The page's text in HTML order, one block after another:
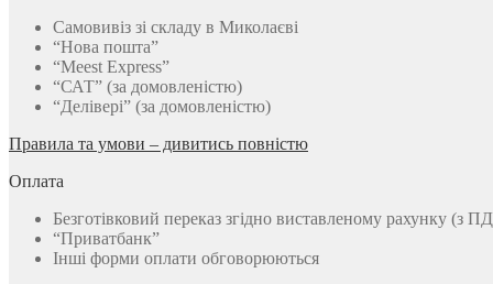
Самовивіз зі складу в Миколаєві
“Нова пошта”
“Meest Express”
“САТ” (за домовленістю)
“Делівері” (за домовленістю)
Правила та умови – дивитись повністю
Оплата
Безготівковий переказ згідно виставленому рахунку (з
“Приватбанк”
Інші форми оплати обговорюються